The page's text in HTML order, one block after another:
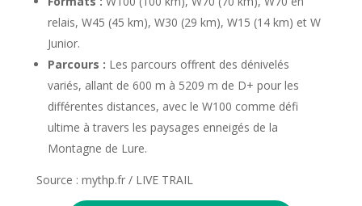
relais, W45 (45 km), W30 (29 km), W15 (14 km) et W
Junior.
Parcours : Les parcours offrent des dénivelés
variés, allant de 600 m à 5209 m de D+ pour les
différentes distances, avec le W100 comme défi
ultime à travers les paysages enneigés de la
Montagne de Lure.
Source : mythp.fr / LIVE TRAIL